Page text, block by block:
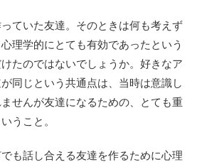
ていた友達。そのときは何も考えず
理学的にとても有効であったという
たのではないでしょうか。好きなア
同じという共通点は、当時は意識し
せんが友達になるための、とても重
うこと。
も話し合える友達を作るために心理